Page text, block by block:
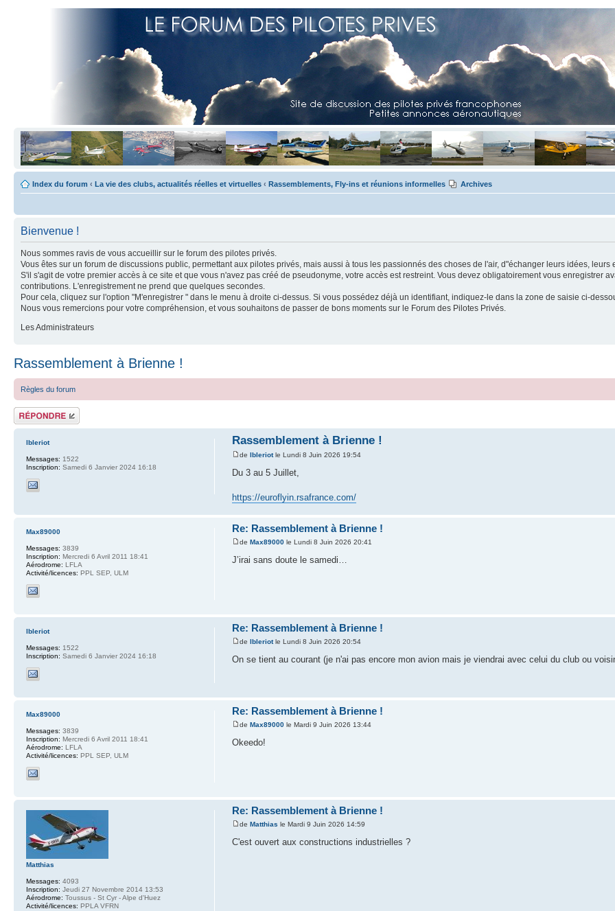
Index du forum ‹ La vie des clubs, actualités réelles et virtuelles ‹ Rassemblements, Fly-ins et réunions informelles Archives
Bienvenue !
Nous sommes ravis de vous accueillir sur le forum des pilotes privés.
Vous êtes sur un forum de discussions public, permettant aux pilotes privés, mais aussi à tous les passionnés des choses de l'air, d"échanger leurs idées, leurs
S'il s'agit de votre premier accès à ce site et que vous n'avez pas créé de pseudonyme, votre accès est restreint. Vous devez obligatoirement vous enregistrer
contributions. L'enregistrement ne prend que quelques secondes.
Pour cela, cliquez sur l'option "M'enregistrer " dans le menu à droite ci-dessus. Si vous possédez déjà un identifiant, indiquez-le dans la zone de saisie ci-
Nous vous remercions pour votre compréhension, et vous souhaitons de passer de bons moments sur le Forum des Pilotes Privés.
Les Administrateurs
Rassemblement à Brienne !
Règles du forum
Répondre
Rassemblement à Brienne !
delbleriotle Lundi 8 Juin 2026 19:54
Du 3 au 5 Juillet,
https://euroflyin.rsafrance.com/
lbleriot
Messages: 1522
Inscription: Samedi 6 Janvier 2024 16:18
Re: Rassemblement à Brienne !
deMax89000 le Lundi 8 Juin 2026 20:41
J’irai sans doute le samedi…
Max89000
Messages: 3839
Inscription: Mercredi 6 Avril 2011 18:41
Aérodrome: LFLA
Activité/licences: PPL SEP, ULM
Re: Rassemblement à Brienne !
delbleriotle Lundi 8 Juin 2026 20:54
On se tient au courant (je n'ai pas encore mon avion mais je viendrai avec celui du club ou
lbleriot
Messages: 1522
Inscription: Samedi 6 Janvier 2024 16:18
Re: Rassemblement à Brienne !
deMax89000 le Mardi 9 Juin 2026 13:44
Okeedo!
Max89000
Messages: 3839
Inscription: Mercredi 6 Avril 2011 18:41
Aérodrome: LFLA
Activité/licences: PPL SEP, ULM
Re: Rassemblement à Brienne !
deMatthias le Mardi 9 Juin 2026 14:59
C'est ouvert aux constructions industrielles ?
Matthias
Messages: 4093
Inscription: Jeudi 27 Novembre 2014 13:53
Aérodrome: Toussus - St Cyr - Alpe d'Huez
Activité/licences: PPLA VFRN